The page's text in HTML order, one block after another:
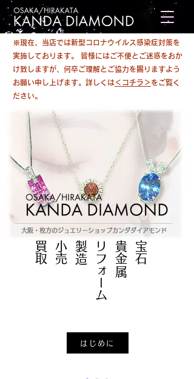
※現在、当店では新型コロナウイルス感染症対策を
実施しております。 皆様にはご不便とご迷惑をおか
け致しますが、何卒ご理解とご協力を賜りますよう
お願い申し上げます。詳しくは＜コチラ＞ をご覧く
ださい。
大阪・枚方のジュエリーショップカンダダイアモンド
​宝石
貴金属
リフォーム
製造
小売
買取
はじめに